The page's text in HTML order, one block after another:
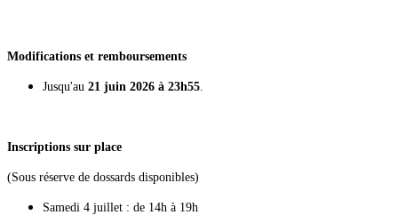
Modifications et remboursements
Jusqu'au 21 juin 2026 à 23h55
Inscriptions sur place
(Sous réserve de dossards disponibles)
Samedi 4 juillet : de 14h à 19h